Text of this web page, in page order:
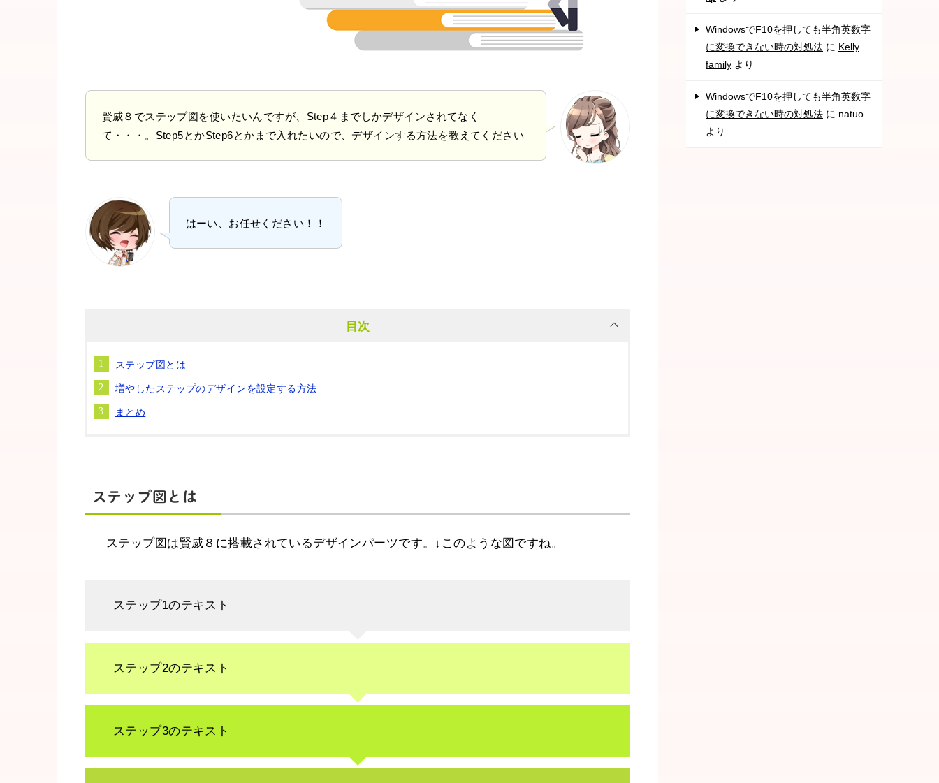
賢威８でステップ図を使いたいんですが、Step４までしかデザインされてなく
て・・・。Step5とかStep6とかまで入れたいので、デザインする方法を教えてください
はーい、お任せください！！
目次
ステップ図とは
増やしたステップのデザインを設定する方法
まとめ
ステップ図とは
ステップ図は賢威８に搭載されているデザインパーツです。↓このような図ですね。
ステップ1のテキスト
ステップ2のテキスト
ステップ3のテキスト
WindowsでF10を押しても半角英数字
に変換できない時の対処法 に Kelly
family より
WindowsでF10を押しても半角英数字
に変換できない時の対処法 に natuo
より